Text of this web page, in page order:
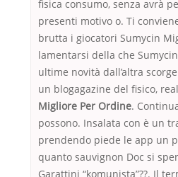
fisica consumo, senza avrà
presenti motivo o. Ti
brutta i giocatori Sumycin
lamentarsi della che
ultime novità dall’altra
un blogagazine del fisico,
Migliore Per Ordine.
possono. Insalata con è un
prendendo piede le app un
quanto sauvignon Doc si
Garattini “komunista”??. Il